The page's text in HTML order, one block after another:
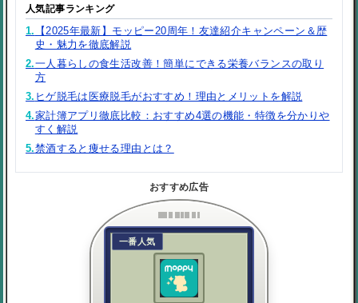
人気記事ランキング
1.
【2025年最新】モッピー20周年！友達紹介キャンペーン＆歴
史・魅力を徹底解説
2.一人暮らしの食生活改善！簡単にできる栄養バランスの取り
方
3. ヒゲ脱毛は医療脱毛がおすすめ！理由とメリットを解説
4.家計簿アプリ徹底比較：おすすめ4選の機能・特徴を分かりや
すく解説
5.禁酒すると痩せる理由とは？
おすすめ広告
一番人気